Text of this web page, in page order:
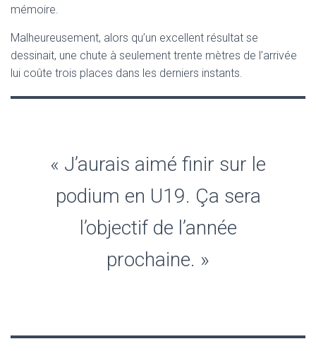
mémoire.
Malheureusement, alors qu’un excellent résultat se
dessinait, une chute à seulement trente mètres de l’arrivée
lui coûte trois places dans les derniers instants.
« J’aurais aimé finir sur le
podium en U19. Ça sera
l’objectif de l’année
prochaine. »